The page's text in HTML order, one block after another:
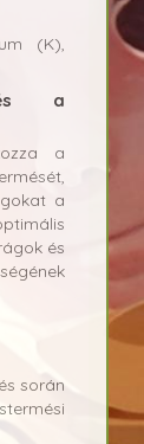
(K),
a
a
a
és
során